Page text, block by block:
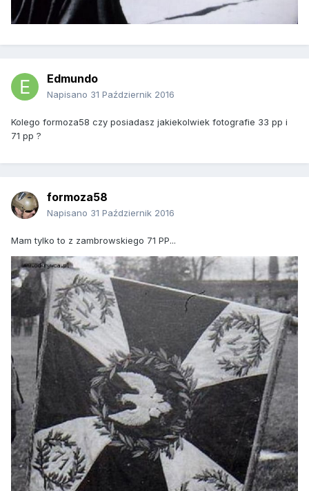
Edmundo
Napisano 31 Październik 2016
Kolego formoza58 czy posiadasz jakiekolwiek fotografie 33 pp i
71 pp ?
formoza58
Napisano 31 Październik 2016
Mam tylko to z zambrowskiego 71 PP...